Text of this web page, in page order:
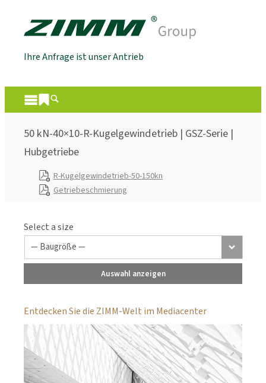
Ihre Anfrage ist unser Antrieb
50 kN-40×10-R-Kugelgewindetrieb | GSZ-Serie |
Hubgetriebe
R-Kugelgewindetrieb-50-150kn
Getriebeschmierung
Select a size
Auswahl anzeigen
Entdecken Sie die ZIMM-Welt im Mediacenter